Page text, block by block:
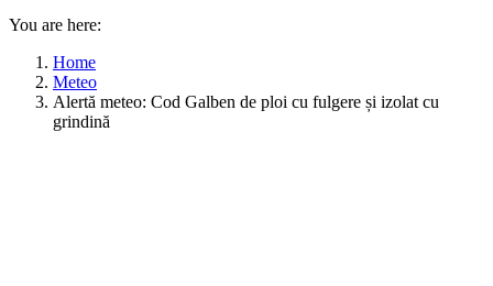
You are here:
Home
Meteo
Alertă meteo: Cod Galben de ploi cu fulgere și izolat cu
grindină